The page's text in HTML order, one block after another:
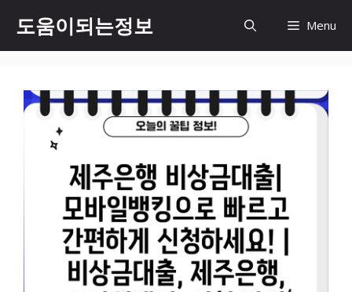
츠
도움이되는정보 Menu